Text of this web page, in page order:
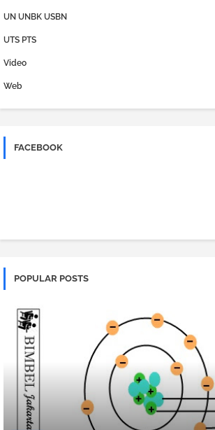
UN UNBK USBN
UTS PTS
Video
Web
FACEBOOK
POPULAR POSTS